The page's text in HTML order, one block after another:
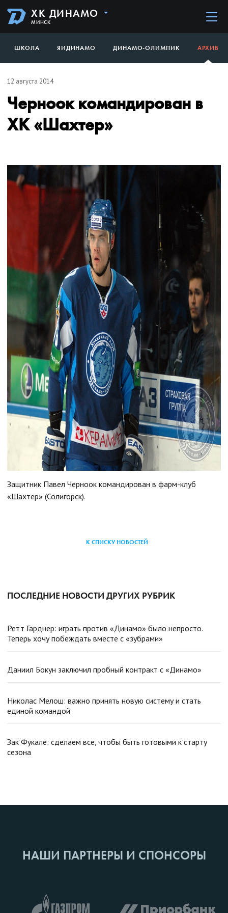
ХК ДИНАМО
МИНСК
ШКОЛА ЯИДИНАМО ДИНАМО-ОЛИМПИК АРХИВ
12 августа 2014
Черноок командирован в
ХК «Шахтер»
Защитник Павел Черноок командирован в фарм-клуб
«Шахтер» (Солигорск).
К СПИСКУ НОВОСТЕЙ
ПОСЛЕДНИЕ НОВОСТИ ДРУГИХ РУБРИК
Ретт Гарднер: играть против «Динамо» было непросто.
Теперь хочу побеждать вместе с «зубрами»
Даниил Бокун заключил пробный контракт с «Динамо»
Николас Мелош: важно принять новую систему и стать
единой командой
Зак Фукале: сделаем все, чтобы быть готовыми к старту
сезона
НАШИ ПАРТНЕРЫ И СПОНСОРЫ